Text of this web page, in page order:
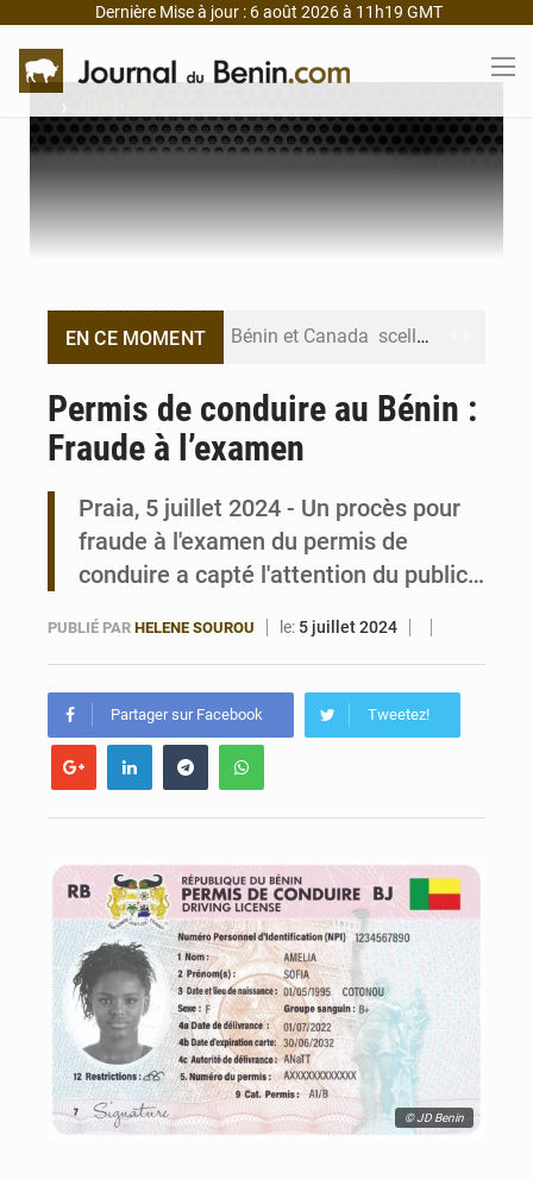
Dernière Mise à jour : 6 août 2026 à 11h19 GMT
›
EN CE MOMENT Bénin et Canada scellent un partenariat inédit
Bénin : Le CEG La Verdure de Ouèdo fait sa mue pour la rentrée
Permis de conduire au Bénin :
Fraude à l’examen
Praia, 5 juillet 2024 - Un procès pour
fraude à l'examen du permis de
conduire a capté l'attention du public…
PUBLIÉ PAR HELENE SOUROU le: 5 juillet 2024
Partager sur Facebook Tweetez!
© JD Benin